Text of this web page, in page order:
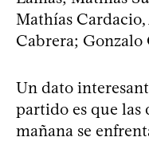
Mathías
Cabrera; Gonzalo
Un dato
partido es que las
mañana se